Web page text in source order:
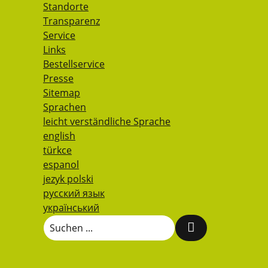
Standorte
Transparenz
Service
Links
Bestellservice
Presse
Sitemap
Sprachen
leicht verständliche Sprache
english
türkce
espanol
jezyk polski
русский язык
український